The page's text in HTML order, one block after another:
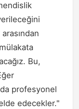
Bu,
profesyonel
edecekler."